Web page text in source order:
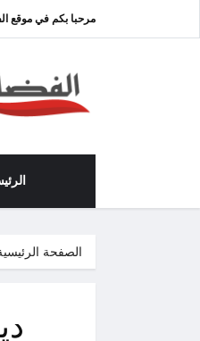
مرحبا بكم في موقع
الصفحة